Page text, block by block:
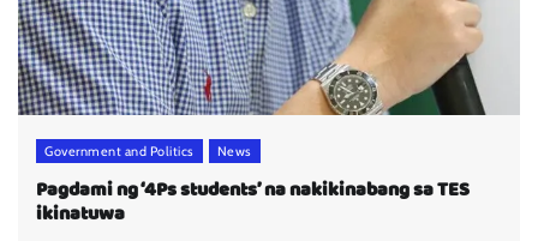
Government and Politics News
Pagdami ng ‘4Ps students’ na nakikinabang sa TES
ikinatuwa